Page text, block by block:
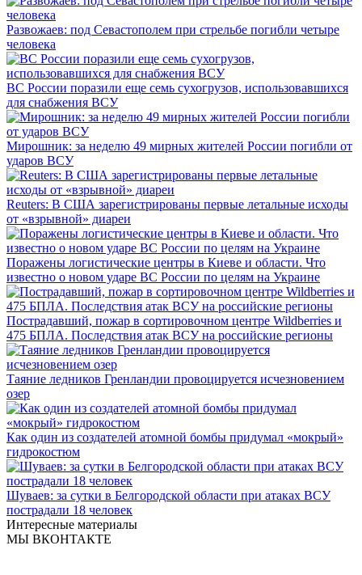
Развожаев: под Севастополем при стрельбе погибли четыре
человека
ВС России поразили еще семь сухогрузов, использовавшихся
для снабжения ВСУ
Мирошник: за неделю 49 мирных жителей России погибли от
ударов ВСУ
Reuters: В США зарегистрированы первые летальные исходы
от «взрывной» диареи
Поражены логистические центры в Киеве и области. Что
известно о новом ударе ВС России по целям на Украине
Пострадавший, пожар в сортировочном центре Wildberries и
475 БПЛА. Последствия атак ВСУ на российские регионы
Таяние ледников Гренландии провоцируется исчезновением
озер
Как один из создателей атомной бомбы придумал «мокрый»
гидрокостюм
Шуваев: за сутки в Белгородской области при атаках ВСУ
пострадали 18 человек
Интересные материалы
МЫ ВКОНТАКТЕ